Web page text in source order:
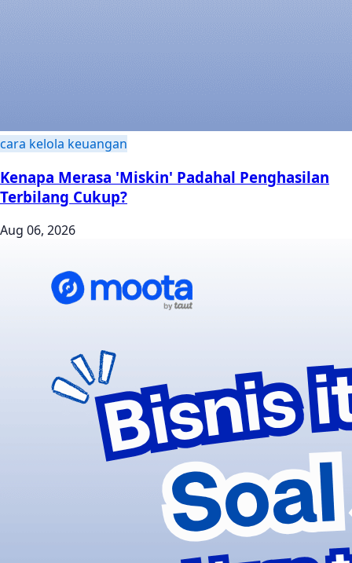
cara kelola keuangan
Kenapa Merasa 'Miskin' Padahal Penghasilan
Terbilang Cukup?
Aug 06, 2026